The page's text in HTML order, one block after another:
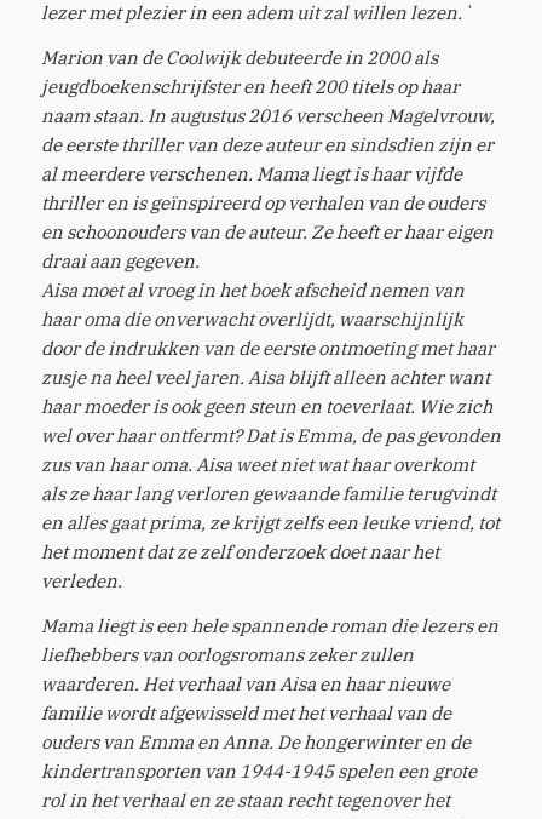
lezer met plezier in een adem uit zal willen lezen.`
Marion van de Coolwijk debuteerde in 2000 als
jeugdboekenschrijfster en heeft 200 titels op haar
naam staan. In augustus 2016 verscheen Magelvrouw,
de eerste thriller van deze auteur en sindsdien zijn er
al meerdere verschenen. Mama liegt is haar vijfde
thriller en is geïnspireerd op verhalen van de ouders
en schoonouders van de auteur. Ze heeft er haar eigen
draai aan gegeven.
Aisa moet al vroeg in het boek afscheid nemen van
haar oma die onverwacht overlijdt, waarschijnlijk
door de indrukken van de eerste ontmoeting met haar
zusje na heel veel jaren. Aisa blijft alleen achter want
haar moeder is ook geen steun en toeverlaat. Wie zich
wel over haar ontfermt? Dat is Emma, de pas gevonden
zus van haar oma. Aisa weet niet wat haar overkomt
als ze haar lang verloren gewaande familie terugvindt
en alles gaat prima, ze krijgt zelfs een leuke vriend, tot
het moment dat ze zelf onderzoek doet naar het
verleden.
Mama liegt is een hele spannende roman die lezers en
liefhebbers van oorlogsromans zeker zullen
waarderen. Het verhaal van Aisa en haar nieuwe
familie wordt afgewisseld met het verhaal van de
ouders van Emma en Anna. De hongerwinter en de
kindertransporten van 1944-1945 spelen een grote
rol in het verhaal en ze staan recht tegenover het